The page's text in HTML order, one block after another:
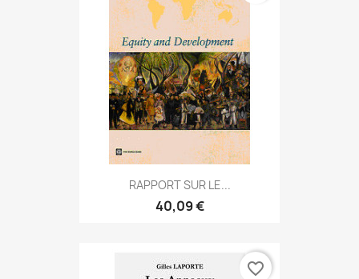
RAPPORT SUR LE...
40,09 €
favorite_border